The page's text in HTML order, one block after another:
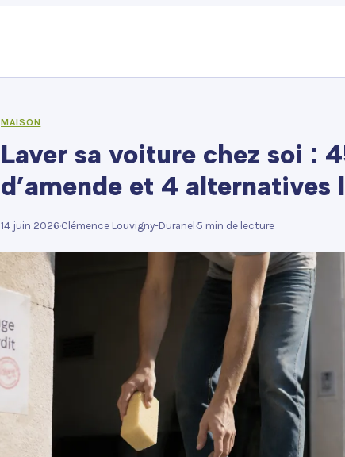
MAISON
Laver sa voiture chez soi :
d’amende et 4 alternatives
14 juin 2026·Clémence Louvigny-Duranel ·5 min de lecture